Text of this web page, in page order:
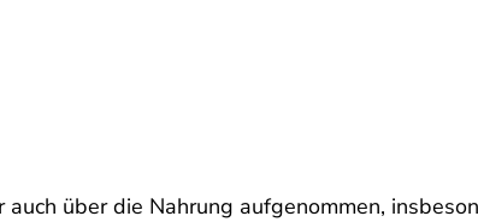
über die Nahrung aufgenommen,